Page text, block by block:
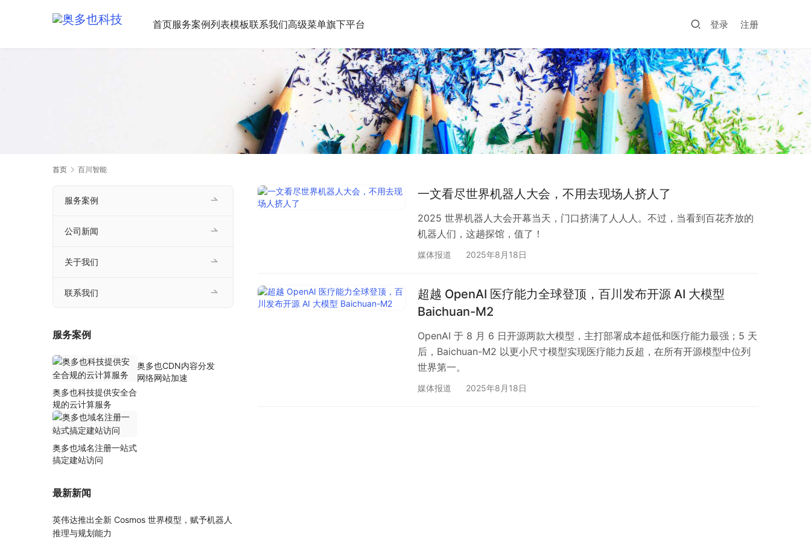
首页服务案例列表模板联系我们高级菜单旗下平台 登录 注册
首页 百川智能
一文看尽世界机器人大会，不用去现场人挤人了
2025 世界机器人大会开幕当天，门口挤满了人人人。不过，当看到百花齐放的
机器人们，这趟探馆，值了！
媒体报道 2025年8月18日
超越 OpenAI 医疗能力全球登顶，百川发布开源 AI 大模型
Baichuan-M2
OpenAI 于 8 月 6 日开源两款大模型，主打部署成本超低和医疗能力最强；5 天
后，Baichuan-M2 以更小尺寸模型实现医疗能力反超，在所有开源模型中位列
世界第一。
媒体报道 2025年8月18日
服务案例
公司新闻
关于我们
联系我们
服务案例
奥多也科技提供安全合
规的云计算服务
奥多也CDN内容分发
网络网站加速
奥多也域名注册一站式
搞定建站访问
最新新闻
英伟达推出全新 Cosmos 世界模型，赋予机器人
推理与规划能力